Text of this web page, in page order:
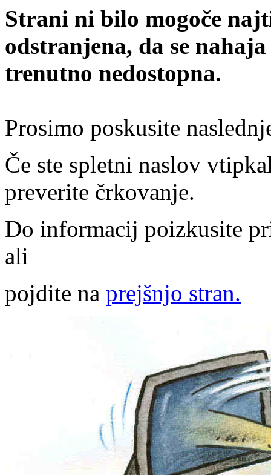
Strani ni bilo mogoče
odstranjena, da se
trenutno nedostopna.
Prosimo poskusite
Če ste spletni naslov
preverite črkovanje.
Do informacij poizkusite
ali
pojdite na prejšnjo stran.